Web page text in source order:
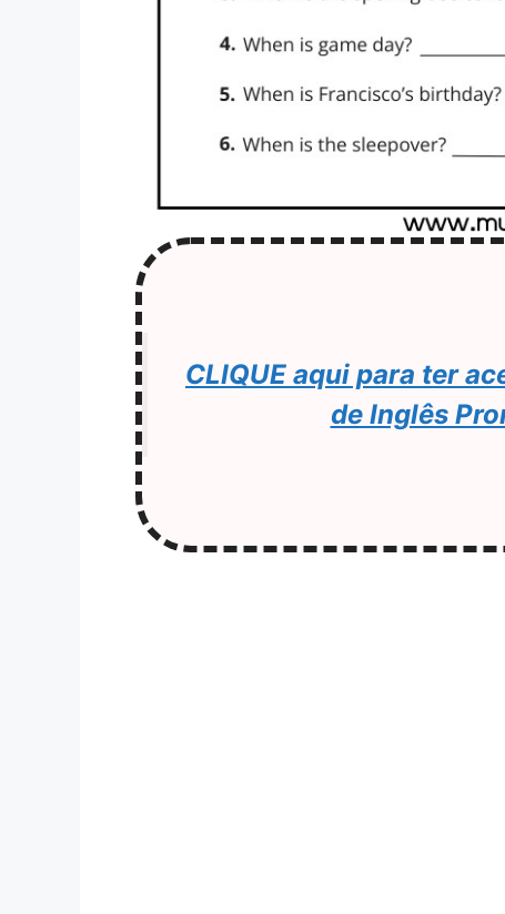
CLIQUE aqui para ter
de Inglês